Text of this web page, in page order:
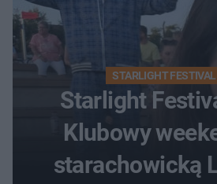
STARLIGHT
Starlight
Klubowy
starachowicką